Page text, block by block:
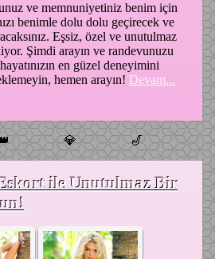
ve memnuniyetiniz benim için
benimle dolu dolu geçirecek ve
Eşsiz, özel ve unutulmaz
Şimdi arayın ve randevunuzu
en güzel deneyimini
hemen arayın! Devam...
💎 🎷
ile Unutulmaz Bir